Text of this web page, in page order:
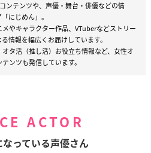
ンテンツや、声優・舞台・俳優などの情
にじめん」。
やキャラクター作品、VTuberなどストリー
情報を幅広くお届けしています。
タ活（推し活）お役立ち情報など、女性オ
ンツも発信しています。
ACTOR
なっている声優さん